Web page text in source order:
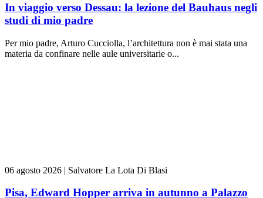
In viaggio verso Dessau: la lezione del Bauhaus negli
studi di mio padre
Per mio padre, Arturo Cucciolla, l’architettura non è mai stata una
materia da confinare nelle aule universitarie o...
06 agosto 2026 | Salvatore La Lota Di Blasi
Pisa, Edward Hopper arriva in autunno a Palazzo